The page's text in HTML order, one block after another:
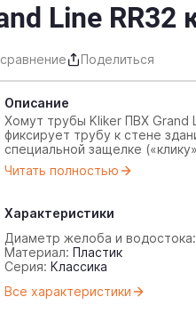
Line RR32
Поделиться
Описание
Хомут трубы Kliker ПВХ Grand
фиксирует трубу к стене
специальной защелке
Читать полностью
Характеристики
Диаметр желоба и водостока:
Материал: Пластик
Серия: Классика
Все характеристики